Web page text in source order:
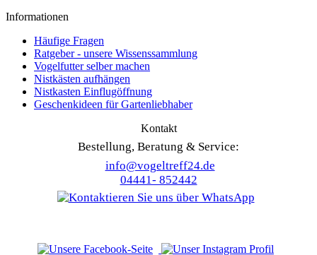
Informationen
Häufige Fragen
Ratgeber - unsere Wissenssammlung
Vogelfutter selber machen
Nistkästen aufhängen
Nistkasten Einflugöffnung
Geschenkideen für Gartenliebhaber
Kontakt
Bestellung, Beratung & Service:
info@vogeltreff24.de
04441- 852442